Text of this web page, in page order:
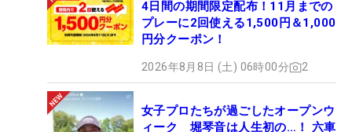
4日間の期間限定配布！11月までの
プレーに2回使える1,500円＆1,000
円分クーポン！
2026年8月8日 (土) 06時00分 2
女子プロたちが過ごしたオープンウ
ィーク 堀琴音は人生初の…！ 六車